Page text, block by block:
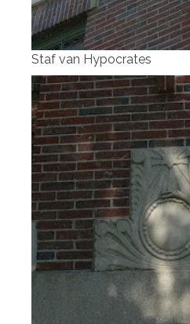
Staf van Hypocrates